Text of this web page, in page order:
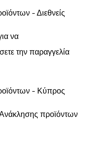
- Διεθνείς
να
την παραγγελία
- Κύπρος
προϊόντων